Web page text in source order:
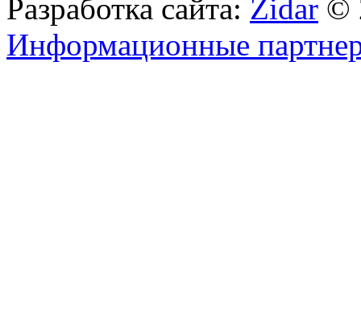
Разработка сайта: Zidar ©
Информационные